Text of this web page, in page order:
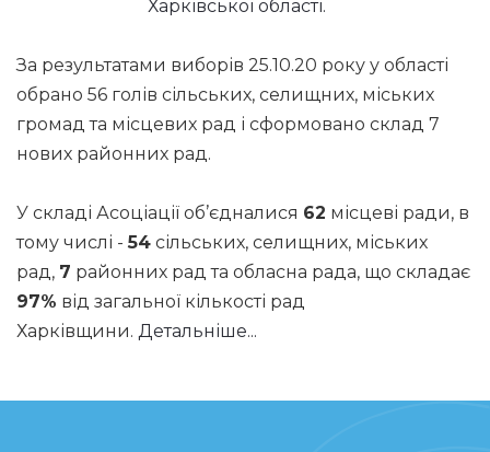
Харківської області.
За результатами виборів 25.10.20 року у області
обрано 56 голів сільських, селищних, міських
громад та місцевих рад і сформовано склад 7
нових районних рад.
У складі Асоціації об’єдналися 62 місцеві ради, в
тому числі -54 сільських, селищних, міських
рад, 7 районних рад та обласна рада, що складає
97% від загальної кількості рад
Харківщини. Детальніше...